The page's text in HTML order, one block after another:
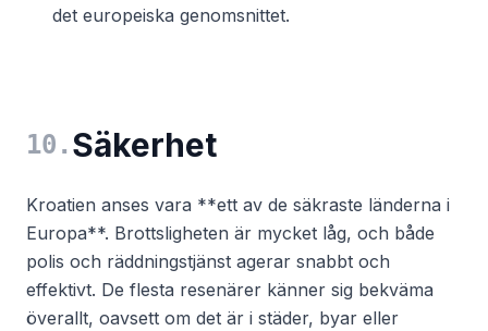
det europeiska genomsnittet.
10 . Säkerhet
Kroatien anses vara **ett av de säkraste länderna i
Europa**. Brottsligheten är mycket låg, och både
polis och räddningstjänst agerar snabbt och
effektivt. De flesta resenärer känner sig bekväma
överallt, oavsett om det är i städer, byar eller